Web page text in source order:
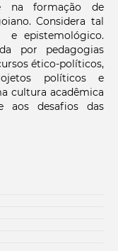
na formação de
Considera tal
e epistemológico.
por pedagogias
ético-políticos,
políticos e
cultura acadêmica
aos desafios das